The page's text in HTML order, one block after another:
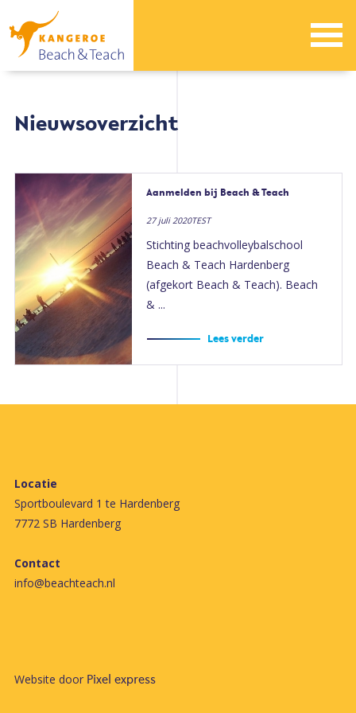
Nieuwsoverzicht
Aanmelden bij Beach & Teach
27 juli 2020TEST
Stichting beachvolleybalschool
Beach & Teach Hardenberg
(afgekort Beach & Teach). Beach
& ...
Lees verder
Locatie
Sportboulevard 1 te Hardenberg
7772 SB Hardenberg
Contact
info@beachteach.nl
Website door Pixel express